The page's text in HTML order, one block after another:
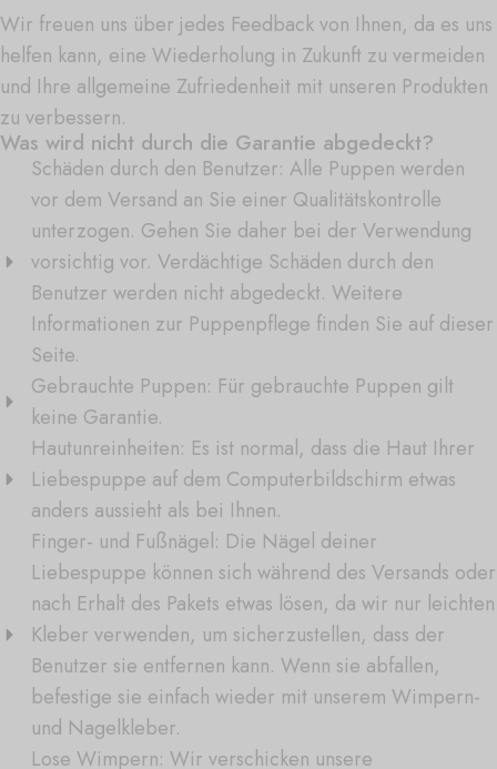
Wir freuen uns über jedes Feedback von Ihnen, da es uns
helfen kann, eine Wiederholung in Zukunft zu vermeiden
und Ihre allgemeine Zufriedenheit mit unseren Produkten
zu verbessern.
Was wird nicht durch die Garantie abgedeckt?
Schäden durch den Benutzer: Alle Puppen werden
vor dem Versand an Sie einer Qualitätskontrolle
unterzogen. Gehen Sie daher bei der Verwendung
vorsichtig vor. Verdächtige Schäden durch den
Benutzer werden nicht abgedeckt. Weitere
Informationen zur Puppenpflege finden Sie auf dieser
Seite.
Gebrauchte Puppen: Für gebrauchte Puppen gilt
keine Garantie.
Hautunreinheiten: Es ist normal, dass die Haut Ihrer
Liebespuppe auf dem Computerbildschirm etwas
anders aussieht als bei Ihnen.
Finger- und Fußnägel: Die Nägel deiner
Liebespuppe können sich während des Versands oder
nach Erhalt des Pakets etwas lösen, da wir nur leichten
Kleber verwenden, um sicherzustellen, dass der
Benutzer sie entfernen kann. Wenn sie abfallen,
befestige sie einfach wieder mit unserem Wimpern-
und Nagelkleber.
Lose Wimpern: Wir verschicken unsere